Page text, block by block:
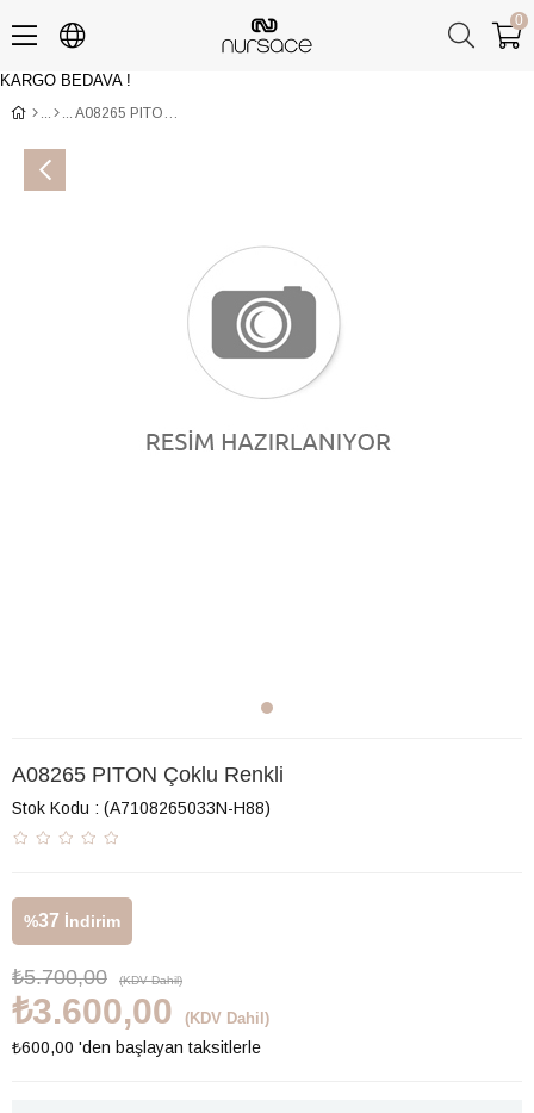
KARGO BEDAVA !
0
A08265 PITON Çoklu Renkli
A08265 PITON Çoklu Renkli
Stok Kodu (A7108265033N-H88)
%37 İndirim
₺5.700,00 (KDV Dahil)
₺3.600,00 (KDV Dahil)
₺600,00 'den başlayan taksitlerle